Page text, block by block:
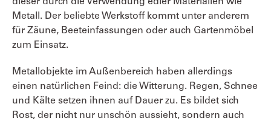
Metall. Der beliebte Werkstoff kommt unter anderem
für Zäune, Beeteinfassungen oder auch Gartenmöbel
zum Einsatz.
Metallobjekte im Außenbereich haben allerdings
einen natürlichen Feind: die Witterung. Regen, Schnee
und Kälte setzen ihnen auf Dauer zu. Es bildet sich
Rost, der nicht nur unschön aussieht, sondern auch